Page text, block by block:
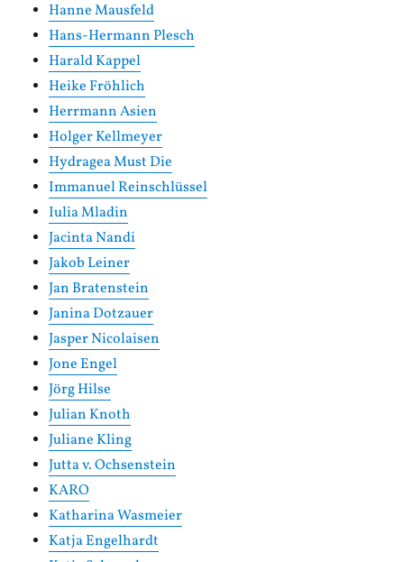
Hanne Mausfeld
Hans-Hermann Plesch
Harald Kappel
Heike Fröhlich
Herrmann Asien
Holger Kellmeyer
Hydragea Must Die
Immanuel Reinschlüssel
Iulia Mladin
Jacinta Nandi
Jakob Leiner
Jan Bratenstein
Janina Dotzauer
Jasper Nicolaisen
Jone Engel
Jörg Hilse
Julian Knoth
Juliane Kling
Jutta v. Ochsenstein
KARO
Katharina Wasmeier
Katja Engelhardt